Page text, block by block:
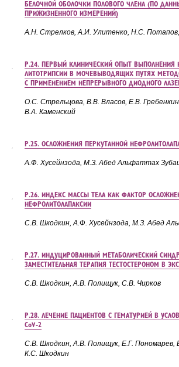
БЕЛОЧНОЙ ОБОЛОЧКИ ПОЛОВОГО ЧЛЕНА (ПО
ПРИЖИЗНЕННОГО ИЗМЕРЕНИЙ)
А.Н. Стрелков, А.И. Улитенко, Н.С.
Р.24. ПЕРВЫЙ КЛИНИЧЕСКИЙ ОПЫТ ВЫПОЛНЕНИЯ
ЛИТОТРИПСИИ В МОЧЕВЫВОДЯЩИХ ПУТЯХ
С ПРИМЕНЕНИЕМ НЕПРЕРЫВНОГО ДИОДНОГО
О.С. Стрельцова, В.В. Власов, Е.В.
В.А. Каменский
Р.25. ОСЛОЖНЕНИЯ ПЕРКУТАННОЙ
А.Ф. Хусейнзода, М.З. Абед Альфаттах
Р.26. ИНДЕКС МАССЫ ТЕЛА КАК ФАКТОР
НЕФРОЛИТОЛАПАКСИИ
С.В. Шкодкин, А.Ф. Хусейнзода, М.З. Абед
Р.27. ИНДУЦИРОВАННЫЙ МЕТАБОЛИЧЕСКИЙ
ЗАМЕСТИТЕЛЬНАЯ ТЕРАПИЯ ТЕСТОСТЕРОНОМ В
С.В. Шкодкин, А.В. Полищук, С.В. Чирков
Р.28. ЛЕЧЕНИЕ ПАЦИЕНТОВ С ГЕМАТУРИЕЙ В
CoV-2
С.В. Шкодкин, А.В. Полищук, Е.Г. Пономарев,
К.С. Шкодкин